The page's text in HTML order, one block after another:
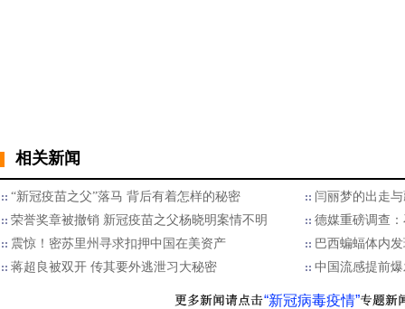
相关新闻
“新冠疫苗之父”落马 背后有着怎样的秘密
闫丽梦的出走
荣誉奖章被撤销 新冠疫苗之父杨晓明案情不明
德媒重磅调查
震惊！密苏里州寻求扣押中国在美资产
巴西蝙蝠体内
蒋超良被双开 传其要外逃泄习大秘密
中国流感提前
“新冠病毒疫情”